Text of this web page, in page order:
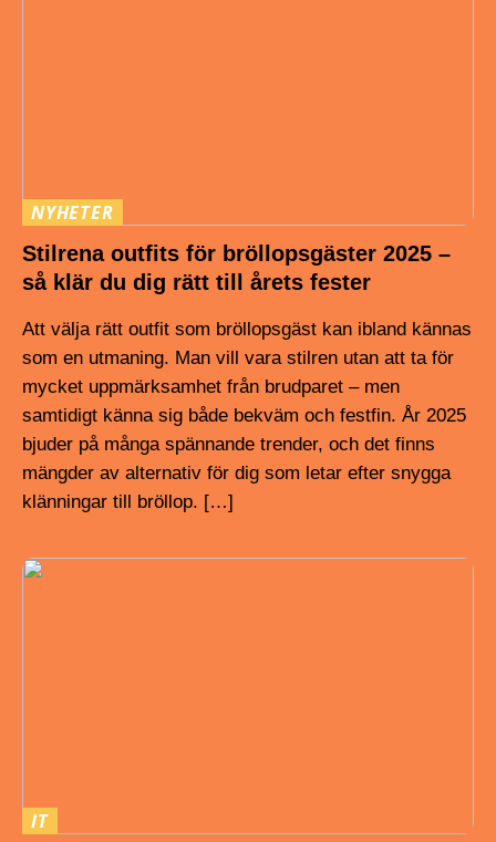
NYHETER
Stilrena outfits för bröllopsgäster 2025 –
så klär du dig rätt till årets fester
Att välja rätt outfit som bröllopsgäst kan ibland kännas
som en utmaning. Man vill vara stilren utan att ta för
mycket uppmärksamhet från brudparet – men
samtidigt känna sig både bekväm och festfin. År 2025
bjuder på många spännande trender, och det finns
mängder av alternativ för dig som letar efter snygga
klänningar till bröllop. […]
IT